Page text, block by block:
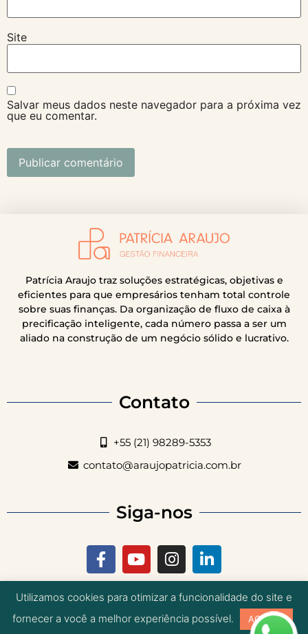
Site
Salvar meus dados neste navegador para a próxima vez
que eu comentar.
Patrícia Araujo traz soluções estratégicas, objetivas e
eficientes para que empresários tenham total controle
sobre suas finanças. Da organização de fluxo de caixa à
precificação inteligente, cada número passa a ser um
aliado na construção de um negócio sólido e lucrativo.
Contato
+55 (21) 98289-5353
contato@araujopatricia.com.br
Siga-nos
Política de Privacidade | Termos de Uso
Utilizamos cookies para otimizar a funcionalidade do site e
fornecer a você a melhor experiência possível.
ACEITAR